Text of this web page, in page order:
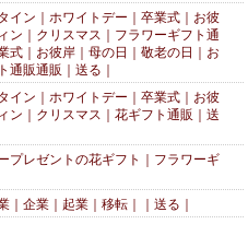
イン｜ホワイトデー｜卒業式｜お彼
ン｜クリスマス｜フラワーギフト通
式｜お彼岸｜母の日｜敬老の日｜お
通販通販｜送る｜
イン｜ホワイトデー｜卒業式｜お彼
ン｜クリスマス｜花ギフト通販｜送
プレゼントの花ギフト｜フラワーギ
企業｜起業｜移転｜｜送る｜